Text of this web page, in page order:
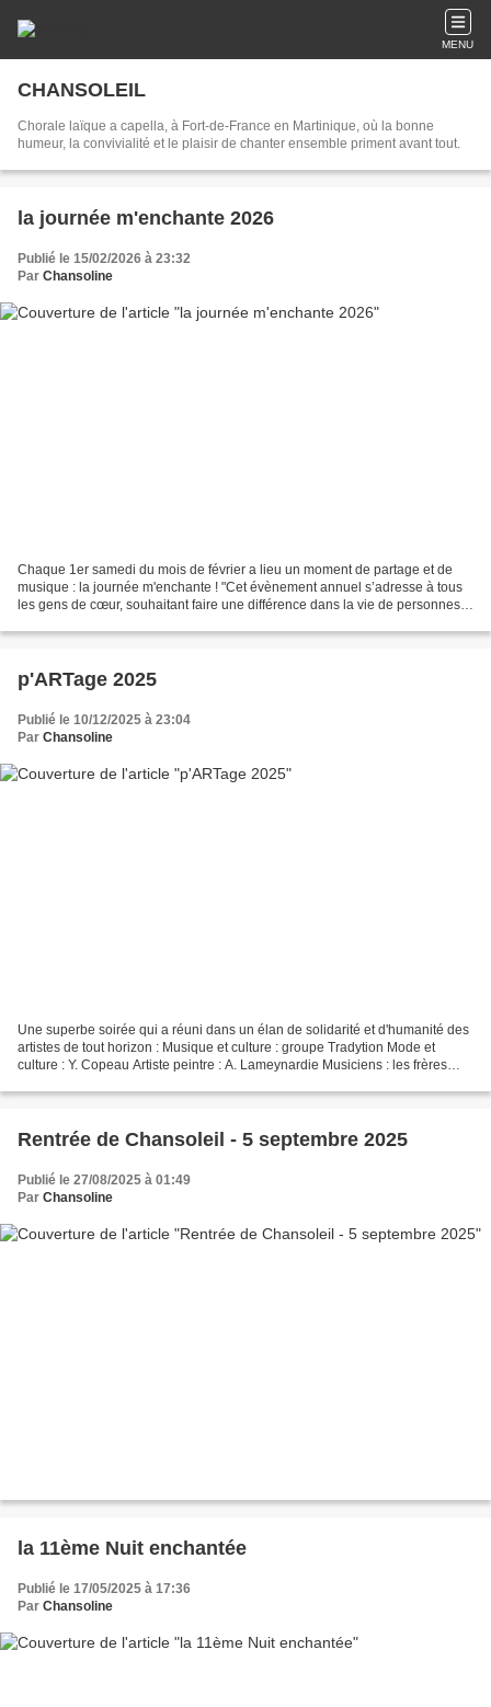
MENU
CHANSOLEIL
Chorale laïque a capella, à Fort-de-France en Martinique, où la bonne
humeur, la convivialité et le plaisir de chanter ensemble priment avant tout.
la journée m'enchante 2026
Publié le 15/02/2026 à 23:32
Par Chansoline
Chaque 1er samedi du mois de février a lieu un moment de partage et de
musique : la journée m'enchante ! "Cet évènement annuel s’adresse à tous
les gens de cœur, souhaitant faire une différence dans la vie de personnes
p'ARTage 2025
Publié le 10/12/2025 à 23:04
Par Chansoline
Une superbe soirée qui a réuni dans un élan de solidarité et d'humanité des
artistes de tout horizon : Musique et culture : groupe Tradytion Mode et
culture : Y. Copeau Artiste peintre : A. Lameynardie Musiciens : les frères
Rentrée de Chansoleil - 5 septembre 2025
Publié le 27/08/2025 à 01:49
Par Chansoline
la 11ème Nuit enchantée
Publié le 17/05/2025 à 17:36
Par Chansoline